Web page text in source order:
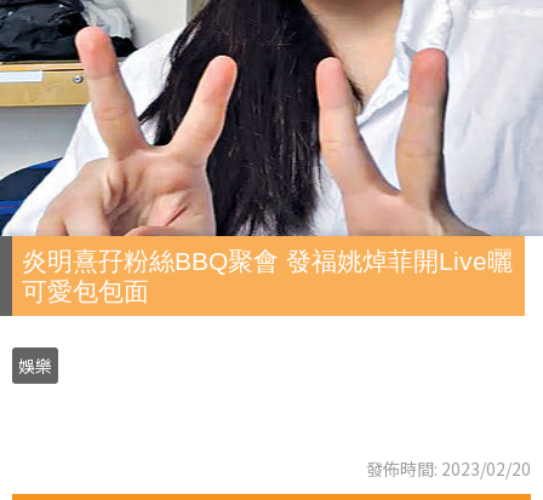
炎明熹孖粉絲BBQ聚會 發福姚焯菲開Live曬
可愛包包面
娛樂
發佈時間: 2023/02/20